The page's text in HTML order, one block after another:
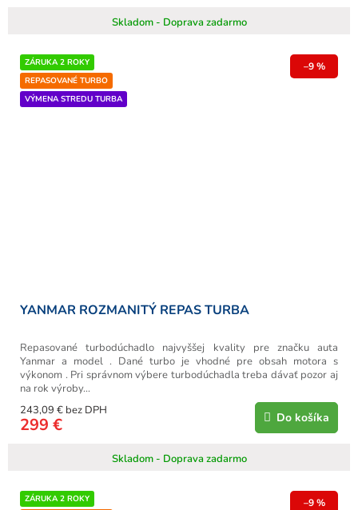
Skladom - Doprava zadarmo
ZÁRUKA 2 ROKY
REPASOVANÉ TURBO
VÝMENA STREDU TURBA
–9 %
YANMAR ROZMANITÝ REPAS TURBA
Skladom - Doprava zadarmo
243,09 € bez DPH
299 € Do košíka
Repasované turbodúchadlo najvyššej kvality pre značku auta
Yanmar a model . Dané turbo je vhodné pre obsah motora s
výkonom . Pri správnom výbere turbodúchadla treba dávať pozor aj
na rok výroby...
ZÁRUKA 2 ROKY
–9 %